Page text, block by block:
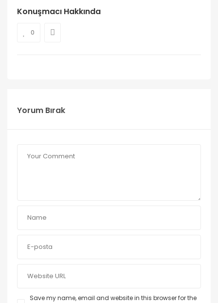
Konuşmacı Hakkında
0
Yorum Bırak
Save my name, email and website in this browser for the